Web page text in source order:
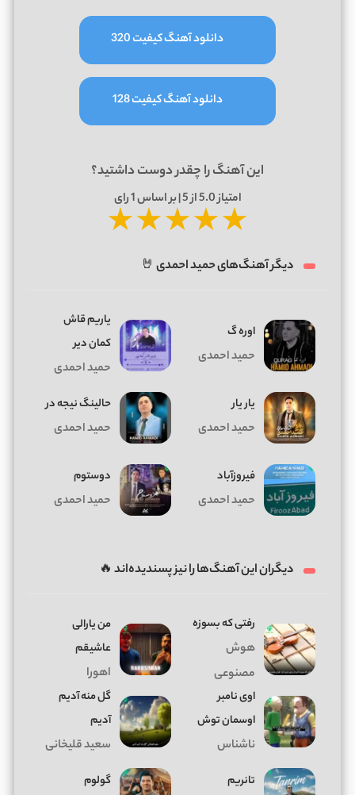
دانلود آهنگ کیفیت 320
دانلود آهنگ کیفیت 128
این آهنگ را چقدر دوست داشتید؟
امتیاز5.0از 5 | بر اساس 1رای
★★★★★
دیگر آهنگ‌های حمید احمدی 🤘
اوره گ
حمید احمدی
یاریم قاش
کمان دیر
حمید احمدی
یار یار
حمید احمدی
حالینگ نیجه در
حمید احمدی
فیروزآباد
حمید احمدی
دوستوم
حمید احمدی
دیگران این آهنگ‌ها را نیز پسندیده‌اند 🔥
رفتی که بسوزه
هوش
مصنوعی
من یارالی
عاشیقم
اهورا
اوی نامبر
اوسمان توش
ناشناس
گل منه آدیم
آدیم
سعید قلیخانی
تانریم گولوم